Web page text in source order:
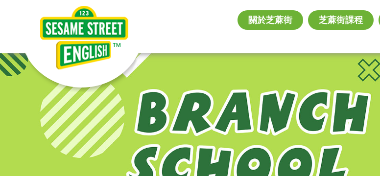
關於芝蔴街 芝蔴街課程